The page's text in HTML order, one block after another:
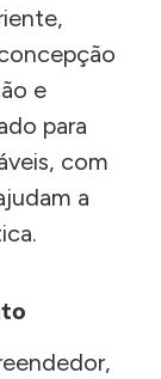
e
para
com
a